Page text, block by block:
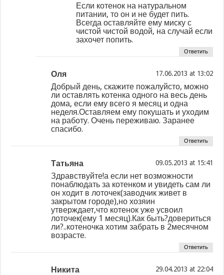
Если котенок на натуральном
питании, то он и не будет пить.
Всегда оставляйте ему миску с
чистой чистой водой, на случай если
захочет попить.
Ответить
Оля at
Добрый день, скажите пожалуйсто, можно
ли оставлять котенка одного на весь день
дома, если ему всего я месяц и одна
неделя.Оставляем ему покушать и уходим
на работу. Очень переживаю. Заранее
спасибо.
Ответить
Татьяна at
Здравствуйте!а если нет возможности
понаблюдать за котенком и увидеть сам ли
он ходит в лоточек(заводчик живет в
закрытом городе),но хозяин
утверждает,что котенок уже усвоил
лоточек(ему 1 месяц).Как быть?довериться
ли?..котеночка хотим забрать в 2месячном
возрасте.
Ответить
Никита at